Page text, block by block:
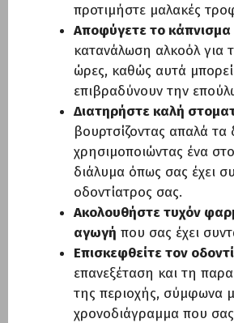
προτιμήστε μαλακές
Αποφύγετε το κάπνισμα
κατανάλωση αλκοόλ για
ώρες, καθώς αυτά
επιβραδύνουν την
Διατηρήστε καλή
βουρτσίζοντας απαλά τα
χρησιμοποιώντας ένα
διάλυμα όπως σας έχει
οδοντίατρος σας.
Ακολουθήστε τυχόν
αγωγή που σας έχει
Επισκεφθείτε τον
επανεξέταση και τη
της περιοχής, σύμφωνα
χρονοδιάγραμμα που σας